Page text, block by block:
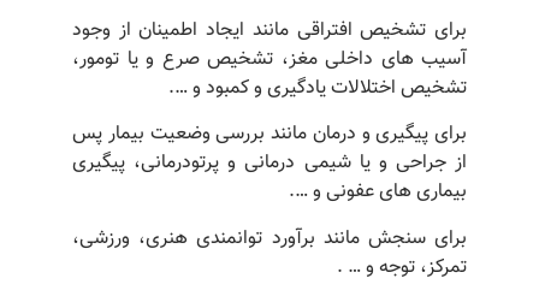
برای تشخیص افتراقی مانند ایجاد اطمینان از وجود
آسیب های داخلی مغز، تشخیص صرع و یا تومور،
تشخیص اختلالات یادگیری و کمبود و ….
برای پیگیری و درمان مانند بررسی وضعیت بیمار پس
از جراحی و یا شیمی درمانی و پرتودرمانی، پیگیری
بیماری های عفونی و ….
برای سنجش مانند برآورد توانمندی هنری، ورزشی،
تمرکز، توجه و … .